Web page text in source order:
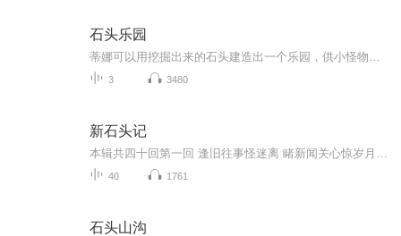
石头乐园
3 3480
新石头记
40 1761
石头山沟